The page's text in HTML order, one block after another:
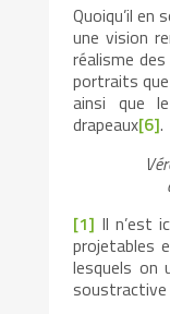
Quoiqu’il en
une vision
réalisme
portraits
ainsi que
drapeaux[6].
[1] Il n’est
projetables
lesquels on
soustractive